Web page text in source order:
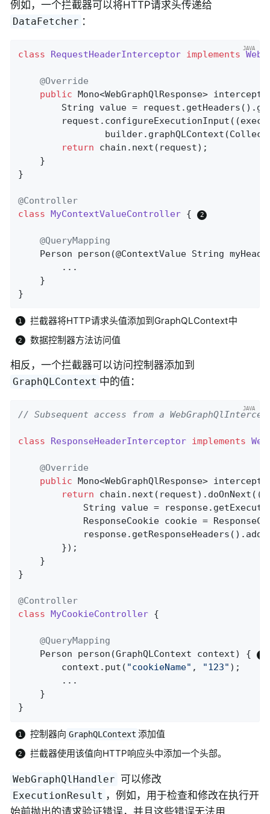
例如，一个拦截器可以将HTTP请求头传递给
DataFetcher ：
class RequestHeaderInterceptor implements
@Override
public Mono<WebGraphQlResponse> intercept
String value =
return chain.next(request);
}
@Controller
class MyContextValueController {
@QueryMapping
Person person (@ContextValue String
}
拦截器将HTTP请求头值添加到GraphQLContext中
数据控制器方法访问值
相反，一个拦截器可以访问控制器添加到
GraphQLContext 中的值：
// Subsequent access from a
class ResponseHeaderInterceptor implements
@Override
public Mono<WebGraphQlResponse> intercept
return
String value =
ResponseCookie cookie =
}
@Controller
class
MyCookieController {
@QueryMapping
Person person (GraphQLContext context)
{
		context.put(
"cookieName" , "123" );
}
控制器向 GraphQLContext 添加值
拦截器使用该值向HTTP响应头中添加一个头部。
WebGraphQlHandler 可以修改
ExecutionResult ，例如，用于检查和修改在执行开
始前抛出的请求验证错误，并且这些错误无法用